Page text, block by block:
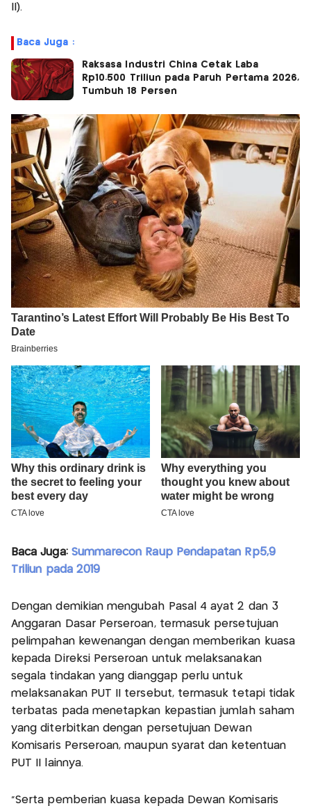
II).
Baca Juga :
Raksasa Industri China Cetak Laba
Rp10.500 Triliun pada Paruh Pertama 2026,
Tumbuh 18 Persen
Baca Juga: Summarecon Raup Pendapatan Rp5,9
Triliun pada 2019
Dengan demikian mengubah Pasal 4 ayat 2 dan 3
Anggaran Dasar Perseroan, termasuk persetujuan
pelimpahan kewenangan dengan memberikan kuasa
kepada Direksi Perseroan untuk melaksanakan
segala tindakan yang dianggap perlu untuk
melaksanakan PUT II tersebut, termasuk tetapi tidak
terbatas pada menetapkan kepastian jumlah saham
yang diterbitkan dengan persetujuan Dewan
Komisaris Perseroan, maupun syarat dan ketentuan
PUT II lainnya.
"Serta pemberian kuasa kepada Dewan Komisaris